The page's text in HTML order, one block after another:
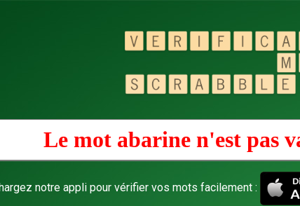
Le mot abarine n'est pas
notre appli pour vérifier vos mots facilement :